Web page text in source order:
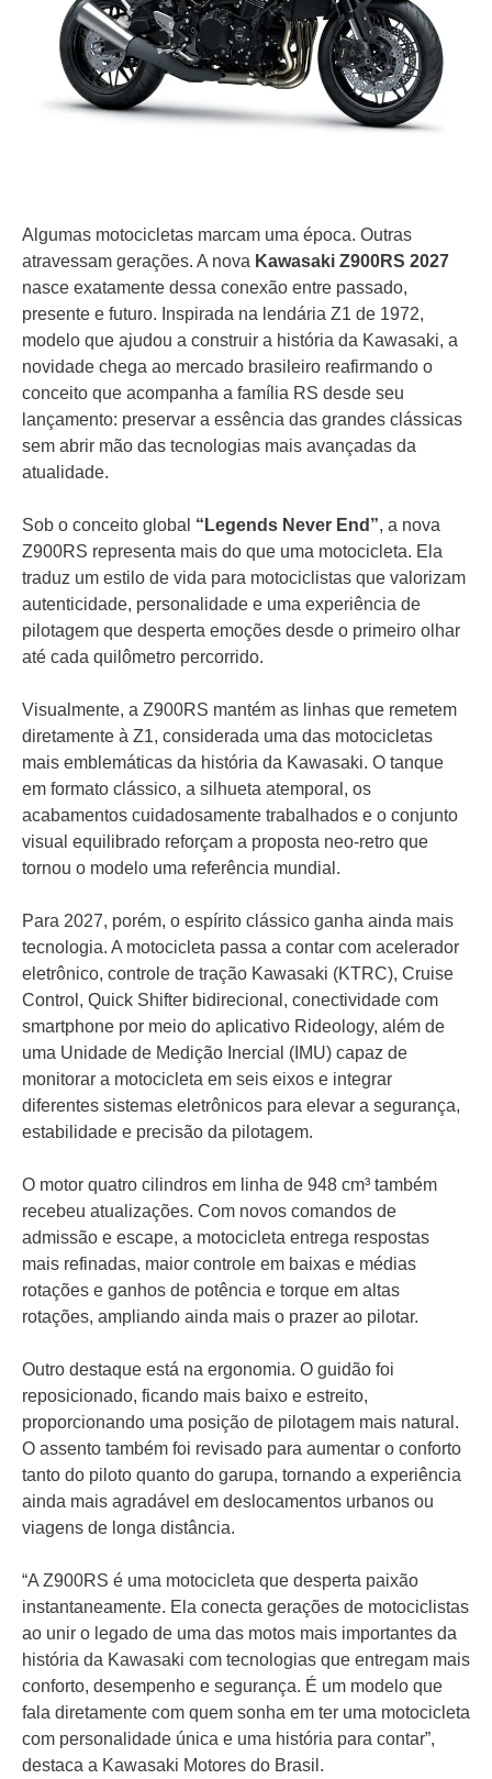
Algumas motocicletas marcam uma época. Outras
atravessam gerações. A nova Kawasaki Z900RS 2027
nasce exatamente dessa conexão entre passado,
presente e futuro. Inspirada na lendária Z1 de 1972,
modelo que ajudou a construir a história da Kawasaki, a
novidade chega ao mercado brasileiro reafirmando o
conceito que acompanha a família RS desde seu
lançamento: preservar a essência das grandes clássicas
sem abrir mão das tecnologias mais avançadas da
atualidade.
Sob o conceito global “Legends Never End”, a nova
Z900RS representa mais do que uma motocicleta. Ela
traduz um estilo de vida para motociclistas que valorizam
autenticidade, personalidade e uma experiência de
pilotagem que desperta emoções desde o primeiro olhar
até cada quilômetro percorrido.
Visualmente, a Z900RS mantém as linhas que remetem
diretamente à Z1, considerada uma das motocicletas
mais emblemáticas da história da Kawasaki. O tanque
em formato clássico, a silhueta atemporal, os
acabamentos cuidadosamente trabalhados e o conjunto
visual equilibrado reforçam a proposta neo-retro que
tornou o modelo uma referência mundial.
Para 2027, porém, o espírito clássico ganha ainda mais
tecnologia. A motocicleta passa a contar com acelerador
eletrônico, controle de tração Kawasaki (KTRC), Cruise
Control, Quick Shifter bidirecional, conectividade com
smartphone por meio do aplicativo Rideology, além de
uma Unidade de Medição Inercial (IMU) capaz de
monitorar a motocicleta em seis eixos e integrar
diferentes sistemas eletrônicos para elevar a segurança,
estabilidade e precisão da pilotagem.
O motor quatro cilindros em linha de 948 cm³ também
recebeu atualizações. Com novos comandos de
admissão e escape, a motocicleta entrega respostas
mais refinadas, maior controle em baixas e médias
rotações e ganhos de potência e torque em altas
rotações, ampliando ainda mais o prazer ao pilotar.
Outro destaque está na ergonomia. O guidão foi
reposicionado, ficando mais baixo e estreito,
proporcionando uma posição de pilotagem mais natural.
O assento também foi revisado para aumentar o conforto
tanto do piloto quanto do garupa, tornando a experiência
ainda mais agradável em deslocamentos urbanos ou
viagens de longa distância.
“A Z900RS é uma motocicleta que desperta paixão
instantaneamente. Ela conecta gerações de motociclistas
ao unir o legado de uma das motos mais importantes da
história da Kawasaki com tecnologias que entregam mais
conforto, desempenho e segurança. É um modelo que
fala diretamente com quem sonha em ter uma motocicleta
com personalidade única e uma história para contar”,
destaca a Kawasaki Motores do Brasil.